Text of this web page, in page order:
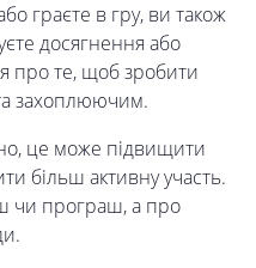
граєте в гру, ви також
досягнення або
про те, щоб зробити
захоплюючим.
це може підвищити
більш активну участь.
чи програш, а про